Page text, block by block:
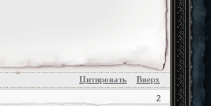
Цитировать Вверх
2